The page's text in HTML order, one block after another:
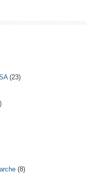
(23)
(8)